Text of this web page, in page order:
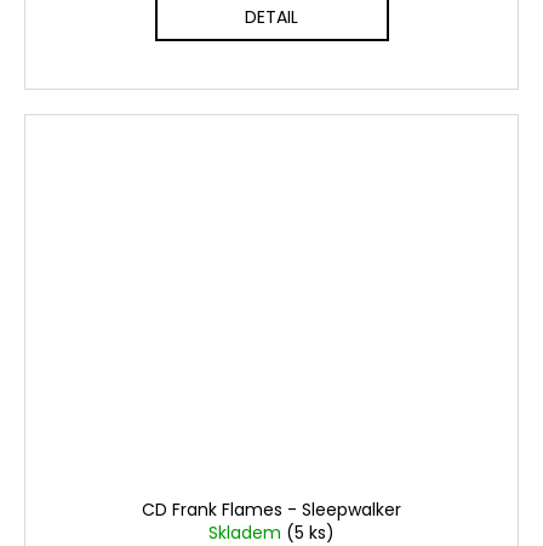
DETAIL
CD Frank Flames - Sleepwalker
Skladem (5 ks)